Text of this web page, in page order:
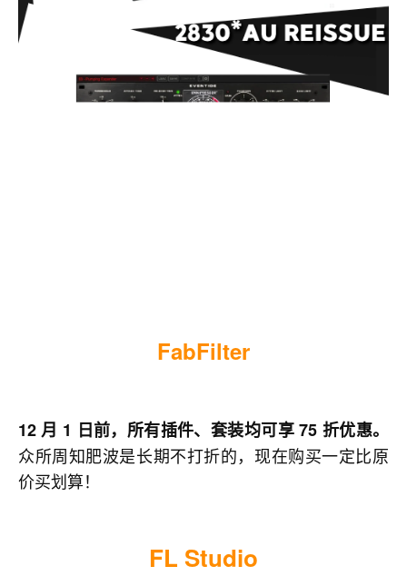
FabFilter
12 月 1 日前，所有插件、套装均可享 75 折优惠。
众所周知肥波是长期不打折的，现在购买一定比原
价买划算！
FL Studio